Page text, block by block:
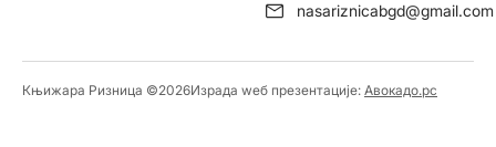
nasariznicabgd@gmail.com
Књижара Ризница ©️2026Израда wеб презентације: Авокадо.рс